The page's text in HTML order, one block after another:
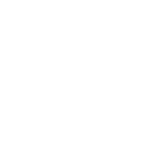
no nível da rota
a interface CacheIssuer